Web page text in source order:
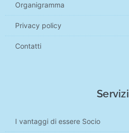
Organigramma
Privacy policy
Contatti
Servizi
I vantaggi di essere Socio